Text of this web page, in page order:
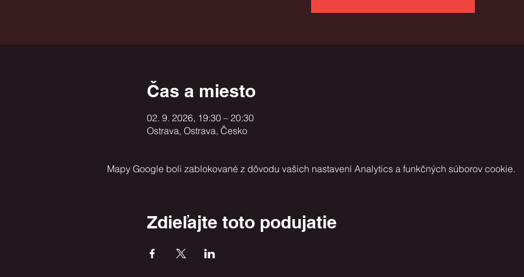
Čas a miesto
02. 9. 2026, 19:30 – 20:30
Ostrava, Ostrava, Česko
Mapy Google boli zablokované z dôvodu vašich nastavení Analytics a funkčných súborov cookie.
Zdieľajte toto podujatie